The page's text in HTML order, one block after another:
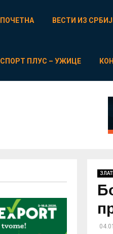
ПОЧЕТНА ВЕСТИ ИЗ
СПОРТ ПЛУС – УЖИЦЕ